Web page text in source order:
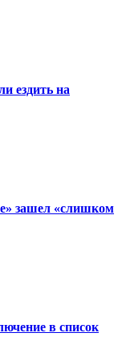
ездить на
зашел «слишком
в список